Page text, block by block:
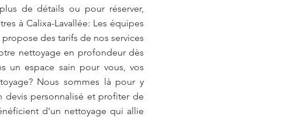
de détails ou pour réserver,
à Calixa-Lavallée: Les équipes
des tarifs de nos services
nettoyage en profondeur dès
un espace sain pour vous, vos
Nous sommes là pour y
devis personnalisé et profiter de
d’un nettoyage qui allie